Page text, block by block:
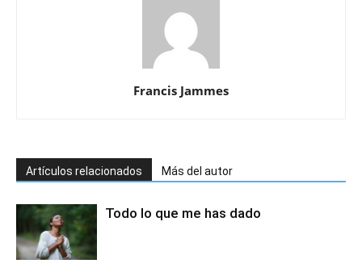
Francis Jammes
Artículos relacionados Más del autor
Todo lo que me has dado